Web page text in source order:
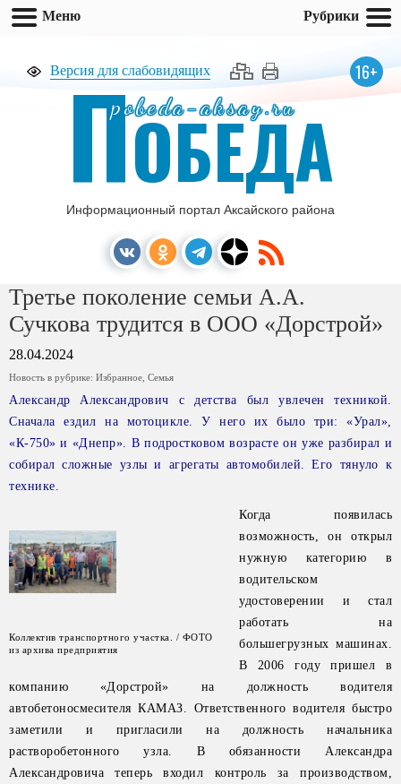
Версия для слабовидящих 16+
pobeda-aksay.ru
ПОБЕДА
Информационный портал Аксайского района
Третье поколение семьи А.А.
Сучкова трудится в ООО «Дорстрой»
28.04.2024
Новость в рубрике: Избранное Семья
Александр Александрович с детства был увлечен техникой.
Сначала ездил на мотоцикле. У него их было три: «Урал»,
«К-750» и «Днепр». В подростковом возрасте он уже разбирал и
собирал сложные узлы и агрегаты автомобилей. Его тянуло к
технике.
Коллектив транспортного участка. / ФОТО
из архива предприятия
Когда появилась
возможность, он открыл
нужную категорию в
водительском
удостоверении и стал
работать на
большегрузных машинах.
В 2006 году пришел в
компанию «Дорстрой» на должность водителя
автобетоносмесителя КАМАЗ. Ответственного водителя быстро
заметили и пригласили на должность начальника
растворобетонного узла. В обязанности Александра
Александровича теперь входил контроль за производством,
Меню Рубрики